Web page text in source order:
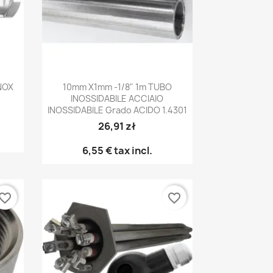
Anteprima
10mm X1mm -1/8" 1m TUBO
INOSSIDABILE ACCIAIO
INOSSIDABILE Grado ACIDO 1.4301
26,91 zł
6,55 €tax incl.
favorite_border